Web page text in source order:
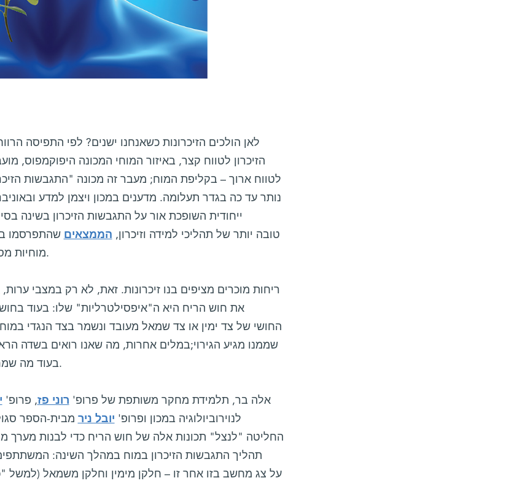
לאן הולכים הזיכרונות כשאנחנו ישנים? לפי התפיסה
הזיכרון לטווח קצר, באיזור המוחי המכונה היפוקמפוס,
לטווח ארוך – בקליפת המוח; מעבר זה מכונה "התגבשות
נותר עד כה בגדר תעלומה. מדענים במכון ויצמן למדע
ייחודית השופכת אור על התגבשות הזיכרון בשינה
טובה יותר של תהליכי למידה וזיכרון, הממצאים שהתפרסמו
מוחיות מסוימות ובהפרעת דחק פוסט-טראומטית.
ריחות מוכרים מציפים בנו זיכרונות. זאת, לא רק במצבי
את חוש הריח היא ה"איפסילטרליות" שלו: בעוד
החושי של צד ימין או צד שמאל מעובד ונשמר בצד הנגדי
שממנו מגיע הגירוי;במלים אחרות, מה שאנו רואים בשדה
בעוד מה שמריח נחיר ימין יעובד בהמיספרה הימנית.
אלה בר, תלמידת מחקר משותפת של פרופ' רוני פז, פרופ'
לנוירוביולוגיה במכון ופרופ' יובל ניר מבית-הספר
החליטה "לנצל" תכונות אלה של חוש הריח כדי לבנות מערך
תהליך התגבשות הזיכרון במוח במהלך השינה:
על צג מחשב בזו אחר זו – חלקן מימין וחלקן משמאל